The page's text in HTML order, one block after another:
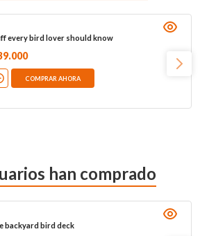
every bird lover should know
.000
COMPRAR AHORA
han comprado
backyard bird deck